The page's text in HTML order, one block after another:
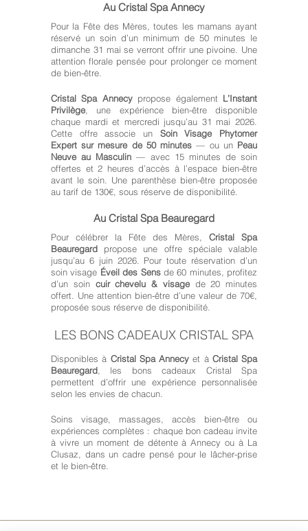
Au Cristal Spa Annecy
Pour la Fête des Mères, toutes les mamans ayant
réservé un soin d’un minimum de 50 minutes le
dimanche 31 mai se verront offrir une pivoine. Une
attention florale pensée pour prolonger ce moment
de bien-être.
Cristal Spa Annecypropose également L’Instant
Privilège , une expérience bien-être disponible
chaque mardi et mercredi jusqu’au 31 mai 2026.
Cette offre associe un Soin Visage Phytomer
Expert sur mesure de 50 minutes — ou un Peau
Neuve au Masculin — avec 15 minutes de soin
offertes et 2 heures d’accès à l’espace bien-être
avant le soin. Une parenthèse bien-être proposée
au tarif de 130€, sous réserve de disponibilité.
Au Cristal Spa Beauregard
Pour célébrer la Fête des Mères, Cristal Spa
Beauregard propose une offre spéciale valable
jusqu’au 6 juin 2026. Pour toute réservation d’un
soin visage Éveil des Sensde 60 minutes, profitez
d’un soin cuir chevelu & visagede 20 minutes
offert. Une attention bien-être d’une valeur de 70€,
proposée sous réserve de disponibilité.
LES BONS CADEAUX CRISTAL SPA
Disponibles à Cristal Spa Annecy et à Cristal Spa
Beauregard , les bons cadeaux Cristal Spa
permettent d’offrir une expérience personnalisée
selon les envies de chacun.
Soins visage, massages, accès bien-être ou
expériences complètes : chaque bon cadeau invite
à vivre un moment de détente à Annecy ou à La
Clusaz, dans un cadre pensé pour le lâcher-prise
et le bien-être.